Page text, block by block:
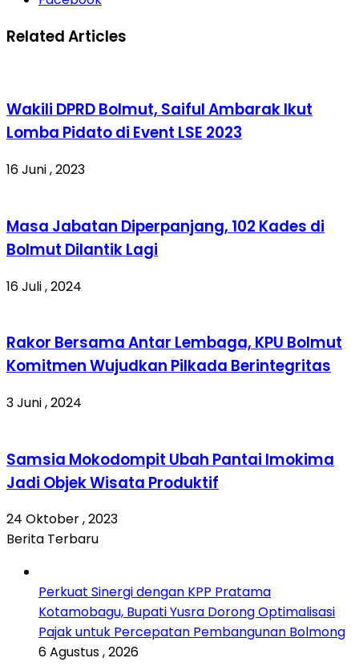
Related Articles
Wakili DPRD Bolmut, Saiful Ambarak Ikut
Lomba Pidato di Event LSE 2023
16 Juni , 2023
Masa Jabatan Diperpanjang, 102 Kades di
Bolmut Dilantik Lagi
16 Juli , 2024
Rakor Bersama Antar Lembaga, KPU Bolmut
Komitmen Wujudkan Pilkada Berintegritas
3 Juni , 2024
Samsia Mokodompit Ubah Pantai Imokima
Jadi Objek Wisata Produktif
24 Oktober , 2023
Berita Terbaru
Perkuat Sinergi dengan KPP Pratama
Kotamobagu, Bupati Yusra Dorong Optimalisasi
Pajak untuk Percepatan Pembangunan Bolmong
6 Agustus , 2026